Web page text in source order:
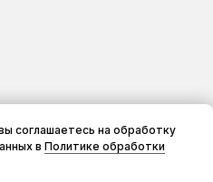
соглашаетесь на обработку
в Политике обработки